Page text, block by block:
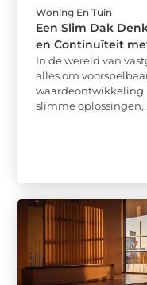
Woning En Tuin
Een Slim Dak
en Continuïteit
In de wereld van
alles om
slimme oplossingen,